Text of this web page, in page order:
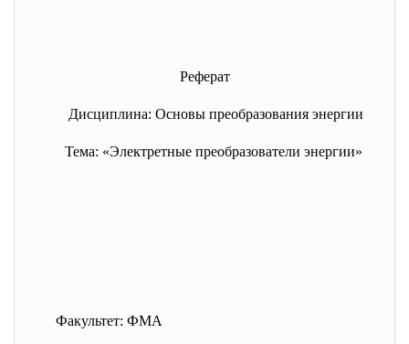
Реферат
Дисциплина: Основы преобразования энергии
Тема: «Электретные преобразователи энергии»
Факультет: ФМА